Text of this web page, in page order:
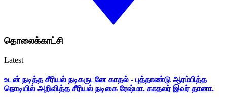
தொலைக்காட்சி
Latest
உடன் நடித்த சீரியல் நடிகருடனே காதல் - புத்தாண்டு ஆரம்பித்த
நொடியில் அறிவித்த சீரியல் நடிகை ரேஷ்மா. காதலர் இவர் தானா.